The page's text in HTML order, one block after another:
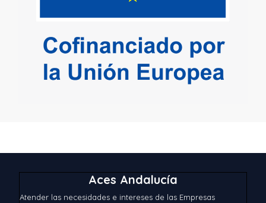
Aces Andalucía
Atender las necesidades e intereses de las Empresas